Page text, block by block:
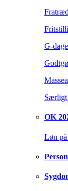
G-dage
Særligt
OK
Løn på